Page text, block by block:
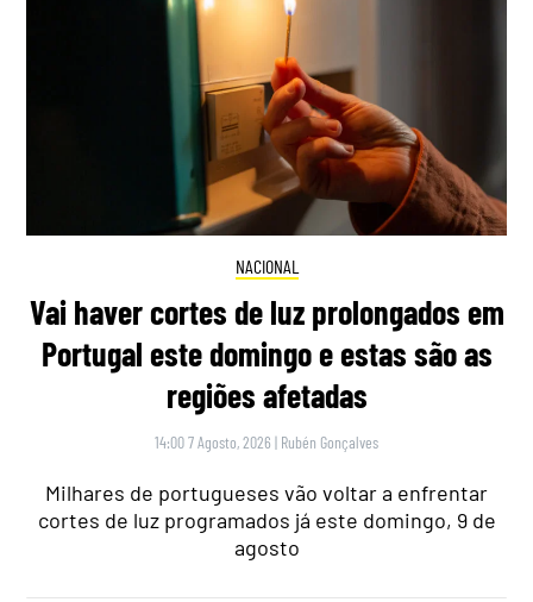
NACIONAL
Vai haver cortes de luz prolongados em
Portugal este domingo e estas são as
regiões afetadas
14:00 7 Agosto, 2026 | Rubén Gonçalves
Milhares de portugueses vão voltar a enfrentar
cortes de luz programados já este domingo, 9 de
agosto